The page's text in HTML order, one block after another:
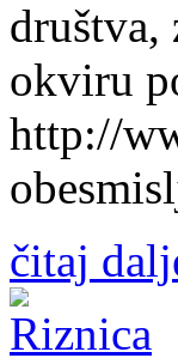
društva,
okviru
http://
čitaj